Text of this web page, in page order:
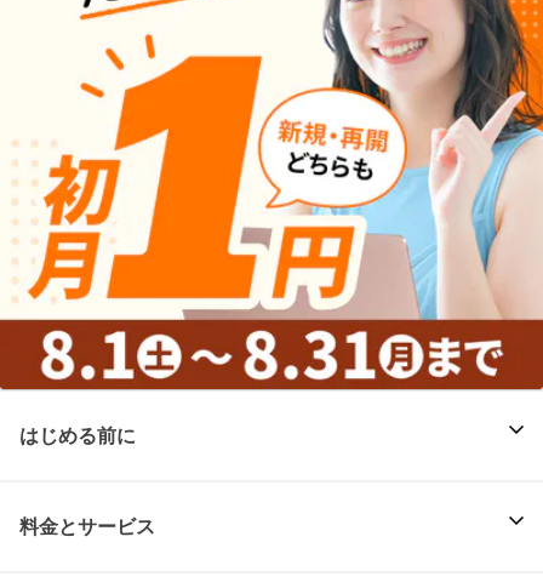
はじめる前に
料金とサービス